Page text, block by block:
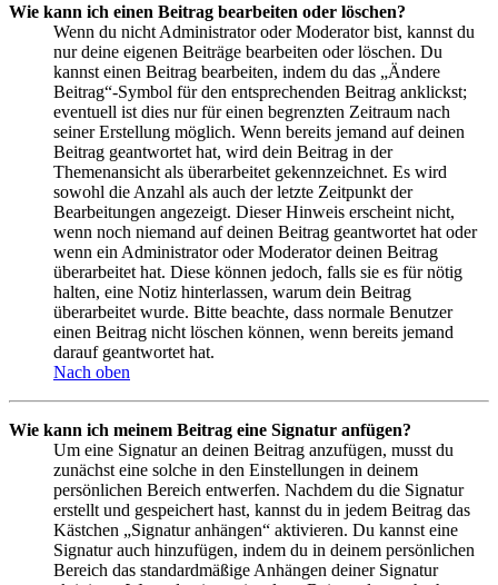
Wie kann ich einen Beitrag bearbeiten oder löschen?
Wenn du nicht Administrator oder Moderator bist, kannst du
nur deine eigenen Beiträge bearbeiten oder löschen. Du
kannst einen Beitrag bearbeiten, indem du das „Ändere
Beitrag“-Symbol für den entsprechenden Beitrag anklickst;
eventuell ist dies nur für einen begrenzten Zeitraum nach
seiner Erstellung möglich. Wenn bereits jemand auf deinen
Beitrag geantwortet hat, wird dein Beitrag in der
Themenansicht als überarbeitet gekennzeichnet. Es wird
sowohl die Anzahl als auch der letzte Zeitpunkt der
Bearbeitungen angezeigt. Dieser Hinweis erscheint nicht,
wenn noch niemand auf deinen Beitrag geantwortet hat oder
wenn ein Administrator oder Moderator deinen Beitrag
überarbeitet hat. Diese können jedoch, falls sie es für nötig
halten, eine Notiz hinterlassen, warum dein Beitrag
überarbeitet wurde. Bitte beachte, dass normale Benutzer
einen Beitrag nicht löschen können, wenn bereits jemand
darauf geantwortet hat.
Nach oben
Wie kann ich meinem Beitrag eine Signatur anfügen?
Um eine Signatur an deinen Beitrag anzufügen, musst du
zunächst eine solche in den Einstellungen in deinem
persönlichen Bereich entwerfen. Nachdem du die Signatur
erstellt und gespeichert hast, kannst du in jedem Beitrag das
Kästchen „Signatur anhängen“ aktivieren. Du kannst eine
Signatur auch hinzufügen, indem du in deinem persönlichen
Bereich das standardmäßige Anhängen deiner Signatur